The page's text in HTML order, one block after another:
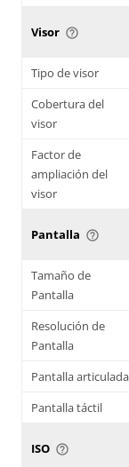
Visor help_outline
Tipo de visor
Cobertura del
visor
Factor de
ampliación del
visor
Pantalla help_outline
Tamaño de
Pantalla
Resolución de
Pantalla
Pantalla articulada
Pantalla táctil
ISO help_outline